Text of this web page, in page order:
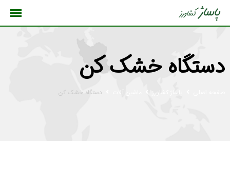
پرش
دستگاه خشک کن
پاساژ کشاورز ماشین آلات دستگاه خشک کن